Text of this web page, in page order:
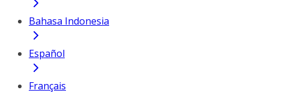
Bahasa Indonesia
Español
Français